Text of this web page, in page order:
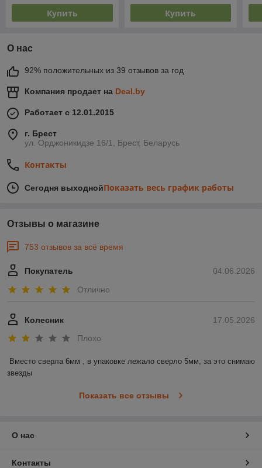
Купить Купить
О нас
92% положительных из 39 отзывов за год
Компания продает на Deal.by
Работает с 12.01.2015
г. Брест
ул. Орджоникидзе 16/1, Брест, Беларусь
Контакты
Сегодня выходнойПоказать весь график работы
Отзывы о магазине
753 отзывов за всё время
04.06.2026
Покупатель
Отлично
17.05.2026
Колесник
Плохо
Вместо сверла 6мм , в упаковке лежало сверло 5мм, за это снимаю
звезды
Показать все отзывы
О нас
Контакты